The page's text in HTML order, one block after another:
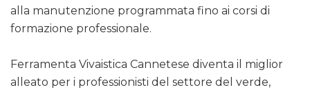
alla manutenzione programmata fino ai corsi di
formazione professionale.
Ferramenta Vivaistica Cannetese diventa il miglior
alleato per i professionisti del settore del verde,